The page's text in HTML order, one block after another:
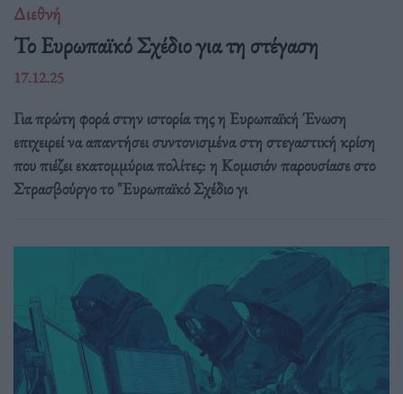
Διεθνή
Το Ευρωπαϊκό Σχέδιο για τη στέγαση
17.12.25
Για πρώτη φορά στην ιστορία της η Ευρωπαϊκή Ένωση
επιχειρεί να απαντήσει συντονισμένα στη στεγαστική κρίση
που πιέζει εκατομμύρια πολίτες: η Κομισιόν παρουσίασε στο
Στρασβούργο το "Ευρωπαϊκό Σχέδιο γι